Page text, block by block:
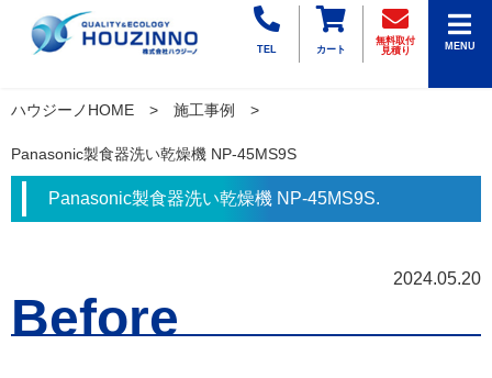
TEL カート
無料取付
見積り
MENU
ハウジーノHOME 施工事例
Panasonic製食器洗い乾燥機 NP-45MS9S
Panasonic製食器洗い乾燥機 NP-45MS9S.
2024.05.20
Before